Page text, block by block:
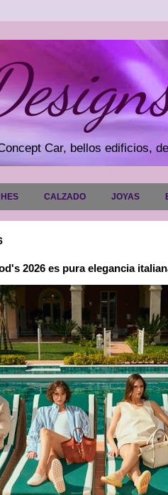
Car, bellos edificios,
CALZADO JOYAS
2026 es pura elegancia